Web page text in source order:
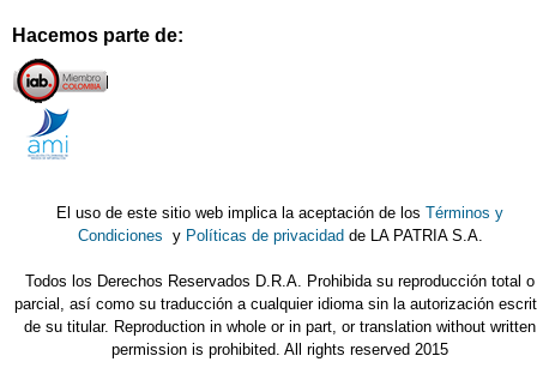
Hacemos parte de:
El uso de este sitio web implica la aceptación de losTérminos y
Condiciones y Políticas de privacidad de LA PATRIA S.A.
Todos los Derechos Reservados D.R.A. Prohibida su reproducción total o
parcial, así como su traducción a cualquier idioma sin la autorización
de su titular. Reproduction in whole or in part, or translation without written
permission is prohibited. All rights reserved 2015